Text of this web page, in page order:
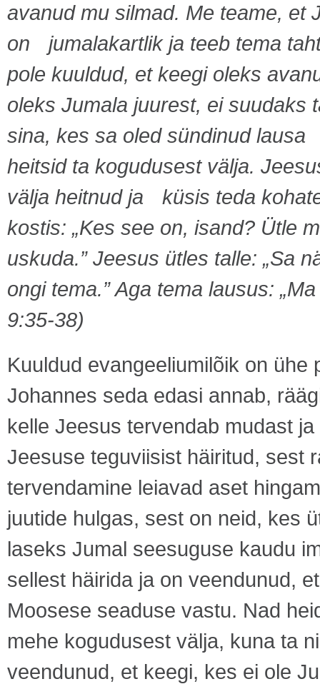
avanud mu silmad. Me teame, et
on jumalakartlik ja teeb tema
pole kuuldud, et keegi oleks
oleks Jumala juurest, ei suudaks
sina, kes sa oled sündinud
heitsid ta kogudusest välja.
välja heitnud ja küsis teda
kostis: „Kes see on, isand? Ütle
uskuda.” Jeesus ütles talle: „Sa
ongi tema.” Aga tema lausus:
9:35-38)
Kuuldud evangeeliumilõik on
Johannes seda edasi annab,
kelle Jeesus tervendab mudast
Jeesuse teguviisist häiritud, sest
tervendamine leiavad aset
juutide hulgas, sest on neid, kes
laseks Jumal seesuguse kaudu
sellest häirida ja on veendunud,
Moosese seaduse vastu. Nad
mehe kogudusest välja, kuna ta
veendunud, et keegi, kes ei ole